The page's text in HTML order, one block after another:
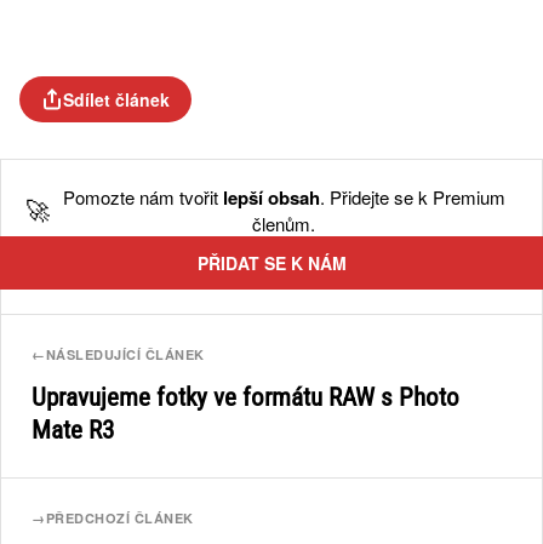
Sdílet článek
🚀 Pomozte nám tvořit lepší obsah. Přidejte se k Premium
členům.
PŘIDAT SE K NÁM
←NÁSLEDUJÍCÍ ČLÁNEK
Upravujeme fotky ve formátu RAW s Photo
Mate R3
→ PŘEDCHOZÍ ČLÁNEK